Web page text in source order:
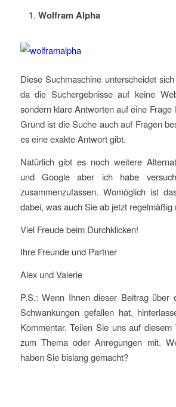
Wolfram Alpha
Diese Suchmaschine unterscheidet
da die Suchergebnisse auf keine
sondern klare Antworten auf eine Frage
Grund ist die Suche auch auf Fragen
es eine exakte Antwort gibt.
Natürlich gibt es noch weitere
und Google aber ich habe
zusammenzufassen. Womöglich ist
dabei, was auch Sie ab jetzt regelmäßig
Viel Freude beim Durchklicken!
Ihre Freunde und Partner
Alex und Valerie
P.S.: Wenn Ihnen dieser Beitrag über
Schwankungen gefallen hat,
Kommentar. Teilen Sie uns auf
zum Thema oder Anregungen mit.
haben Sie bislang gemacht?